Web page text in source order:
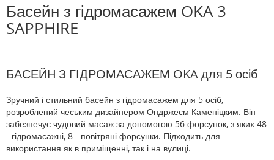
Басейн з гідромасажем OKA 3
SAPPHIRE
БАСЕЙН З ГІДРОМАСАЖЕМ OKA для 5 осіб
Зручний і стильний басейн з гідромасажем для 5 осіб,
розроблений чеським дизайнером Ондржеєм Каменіцким. Він
забезпечує чудовий масаж за допомогою 56 форсунок, з яких 48
- гідромасажні, 8 - повітряні форсунки. Підходить для
використання як в приміщенні, так і на вулиці.